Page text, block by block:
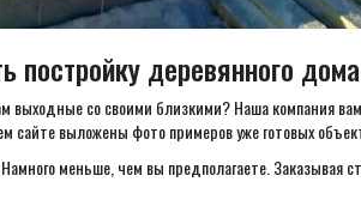
постройку деревянного
со своими близкими? Наша компания
выложены фото примеров уже готовых
меньше, чем вы предполагаете.